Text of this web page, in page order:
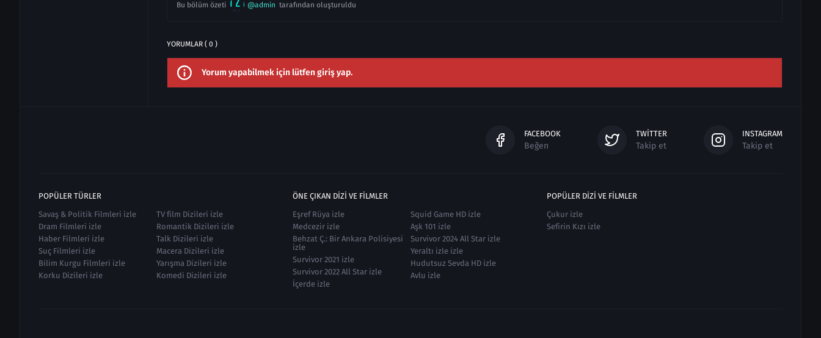
Bu bölüm özeti @admin tarafından oluşturuldu
YORUMLAR ( 0 )
Yorum yapabilmek için lütfen giriş yap.
FACEBOOK
Beğen
TWITTER
Takip et
INSTAGRAM
Takip et
POPÜLER TÜRLER
Savaş & Politik Filmleri izle
Dram Filmleri izle
Haber Filmleri izle
Suç Filmleri izle
Bilim Kurgu Filmleri izle
Korku Dizileri izle
TV film Dizileri izle
Romantik Dizileri izle
Talk Dizileri izle
Macera Dizileri izle
Yarışma Dizileri izle
Komedi Dizileri izle
ÖNE ÇIKAN DIZI VE FILMLER
Eşref Rüya izle
Medcezir izle
Behzat Ç.: Bir Ankara Polisiyesi
izle
Survivor 2021 izle
Survivor 2022 All Star izle
İçerde izle
Squid Game HD izle
Aşk 101 izle
Survivor 2024 All Star izle
Yeraltı izle izle
Hudutsuz Sevda HD izle
Avlu izle
POPÜLER DIZI VE FILMLER
Çukur izle
Sefirin Kızı izle